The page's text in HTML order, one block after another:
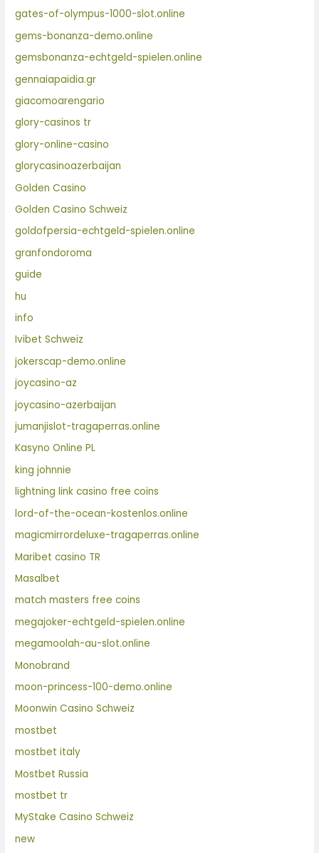
gates-of-olympus-1000-slot.online
gems-bonanza-demo.online
gemsbonanza-echtgeld-spielen.online
gennaiapaidia.gr
giacomoarengario
glory-casinos tr
glory-online-casino
glorycasinoazerbaijan
Golden Casino
Golden Casino Schweiz
goldofpersia-echtgeld-spielen.online
granfondoroma
guide
hu
info
Ivibet Schweiz
jokerscap-demo.online
joycasino-az
joycasino-azerbaijan
jumanjislot-tragaperras.online
Kasyno Online PL
king johnnie
lightning link casino free coins
lord-of-the-ocean-kostenlos.online
magicmirrordeluxe-tragaperras.online
Maribet casino TR
Masalbet
match masters free coins
megajoker-echtgeld-spielen.online
megamoolah-au-slot.online
Monobrand
moon-princess-100-demo.online
Moonwin Casino Schweiz
mostbet
mostbet italy
Mostbet Russia
mostbet tr
MyStake Casino Schweiz
new